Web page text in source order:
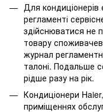
Для
регламенті
здійснюватися не
товару
журнал
талоні. Подальше
рідше разу на рік.
Кондиціонери
приміщеннях